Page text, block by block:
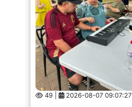
49 | 2026-08-07 09:07:27